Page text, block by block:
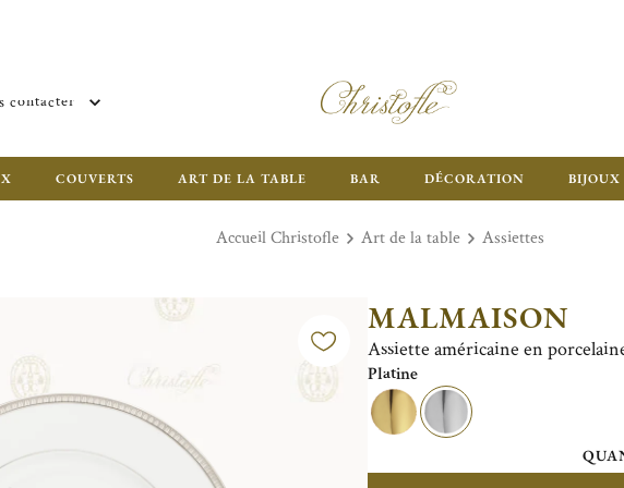
contacter
COUVERTS ART DE LA TABLE BAR DÉCORATION BIJOUX
Accueil Christofle Art de la table Assiettes
MALMAISON
Assiette américaine en
Platine